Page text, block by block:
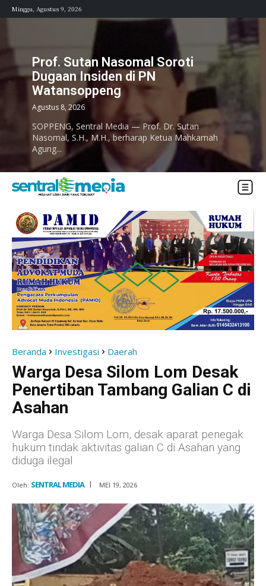
Minggu, Agustus 9, 2026
Prof. Sutan Nasomal Soroti
Dugaan Insiden di PN
Watansoppeng
Agustus 8, 2026
SOPPENG, Sentral Media — Prof. Dr. Sutan
Nasomal, S.H., M.H., berharap Ketua Mahkamah
Agung...
Beranda Investigasi Daerah
Warga Desa Silom Lom Desak
Penertiban Tambang Galian C di
Asahan
Warga Desa Silom Lom, desak aparat penegak
hukum tindak aktivitas galian C di Asahan yang
diduga ilegal
Oleh: SENTRAL MEDIA MEI 19, 2026